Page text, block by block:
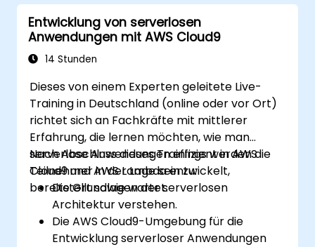
AWS-Dienste wie Lambda, EC2 und S3 in
DevOps-Workflows zu integrieren.
Versionsverwaltungssysteme wie GitHub
oder GitLab in AWS Cloud9 zu nutzen.
Entwicklung von serverlosen
Anwendungen mit AWS Cloud9
14 Stunden
Dieses von einem Experten geleitete Live-
Training in Deutschland (online oder vor Ort)
richtet sich an Fachkräfte mit mittlerer
Erfahrung, die lernen möchten, wie man
serverlose Anwendungen effizient in AWS
Cloud9 und AWS Lambda entwickelt,
bereitstellt sowie wartet.
Nach Abschluss dieses Trainings werden die
Teilnehmer in der Lage sein zu:
Die Grundlagen der serverlosen
Architektur verstehen.
Die AWS Cloud9-Umgebung für die
Entwicklung serverloser Anwendungen